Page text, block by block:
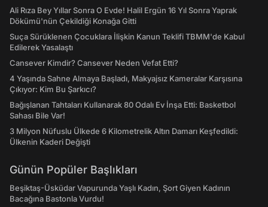
Ali Rıza Bey Yıllar Sonra O Evde! Halil Ergün 16 Yıl Sonra Yaprak
Dökümü'nün Çekildiği Konağa Gitti
Suça Sürüklenen Çocuklara İlişkin Kanun Teklifi TBMM'de Kabul
Edilerek Yasalaştı
Cansever Kimdir? Cansever Neden Vefat Etti?
4 Yaşında Sahne Almaya Başladı, Makyajsız Kameralar Karşısına
Çıkıyor: Kim Bu Şarkıcı?
Bağışlanan Tahtaları Kullanarak 80 Odalı Ev İnşa Etti: Basketbol
Sahası Bile Var!
3 Milyon Nüfuslu Ülkede 6 Kilometrelik Altın Damarı Keşfedildi:
Ülkenin Kaderi Değişti
Günün Popüler Başlıkları
Beşiktaş-Üsküdar Vapurunda Yaşlı Kadın, Şort Giyen Kadının
Bacağına Bastonla Vurdu!